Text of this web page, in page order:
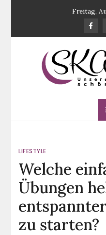
Freitag,
SKA-
LIFESTYLE
Welche
Übungen
zu starten?